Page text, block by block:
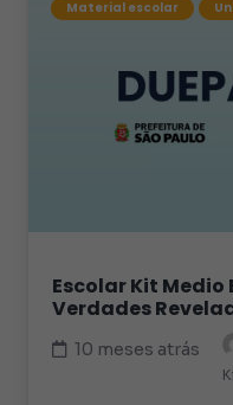
Material escolar
Escolar Kit Medio
Verdades
10 meses atrás